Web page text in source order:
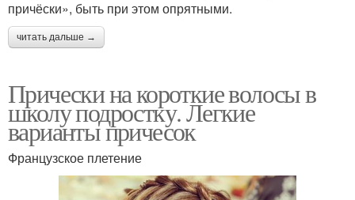
причёски», быть при этом опрятными.
читать дальше →
Прически на короткие волосы в
школу подростку. Легкие
варианты причесок
Французское плетение